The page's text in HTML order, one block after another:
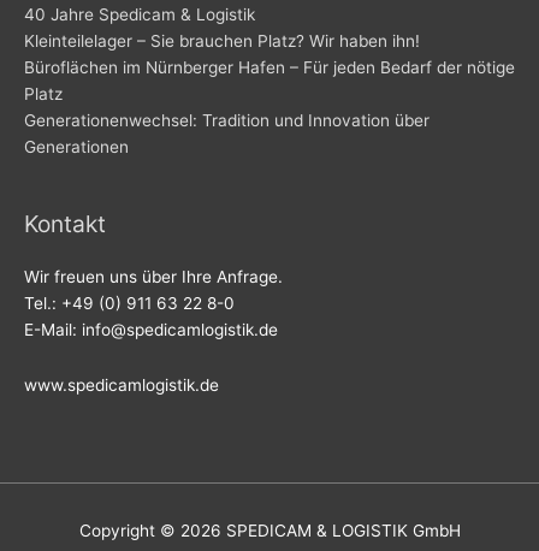
40 Jahre Spedicam & Logistik
Kleinteilelager – Sie brauchen Platz? Wir haben ihn!
Büroflächen im Nürnberger Hafen – Für jeden Bedarf der nötige
Platz
Generationenwechsel: Tradition und Innovation über
Generationen
Kontakt
Wir freuen uns über Ihre Anfrage.
Tel.: +49 (0) 911 63 22 8-0
E-Mail: info@spedicamlogistik.de
www.spedicamlogistik.de
Copyright © 2026 SPEDICAM & LOGISTIK GmbH